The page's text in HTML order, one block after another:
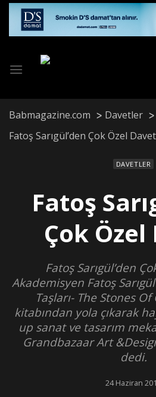
Skip
content
Babmagazine.com
Davetler
Fatoş Sarıgül’den Çok Özel Davet
DAVETLER
Fatoş
Çok
Fatoş Sarıgül’den
Akademisyen Fatoş
Taşları- The Stones
kitabından yola çıkarak
up sanat ve tasarım
Grandbazaar Art
dedi.
24 Haziran